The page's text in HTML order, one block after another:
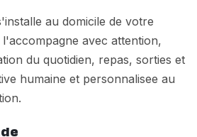
au domicile de votre
avec attention,
du quotidien, repas, sorties et
humaine et personnalisee au